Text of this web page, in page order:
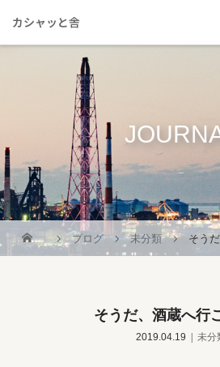
カシャッと舎
_
ブログ 未分類 そう
そうだ、酒蔵へ行
2019.04.19 未分